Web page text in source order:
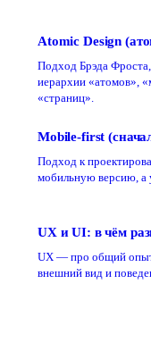
Atomic Design
Подход Брэда
иерархии «атомов»,
«страниц».
Mobile-first
Подход к
мобильную версию, а
UX и UI: в чём
UX — про общий
внешний вид и